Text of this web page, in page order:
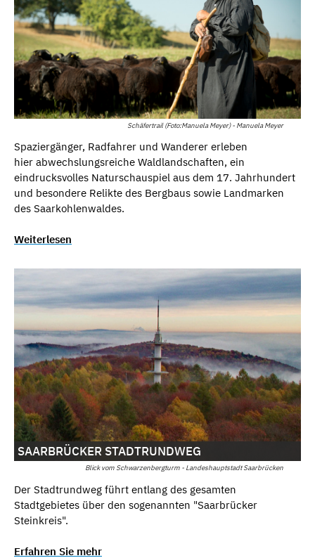
Schäfertrail (Foto:Manuela Meyer) - Manuela Meyer
Spaziergänger, Radfahrer und Wanderer erleben
hier abwechslungsreiche Waldlandschaften, ein
eindrucksvolles Naturschauspiel aus dem 17. Jahrhundert
und besondere Relikte des Bergbaus sowie Landmarken
des Saarkohlenwaldes.
Weiterlesen
Blick vom Schwarzenbergturm - Landeshauptstadt Saarbrücken
SAARBRÜCKER STADTRUNDWEG
Der Stadtrundweg führt entlang des gesamten
Stadtgebietes über den sogenannten "Saarbrücker
Steinkreis".
Erfahren Sie mehr